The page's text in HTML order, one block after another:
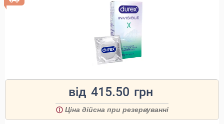
від 415.50 грн
Ціна дійсна при резервуванні